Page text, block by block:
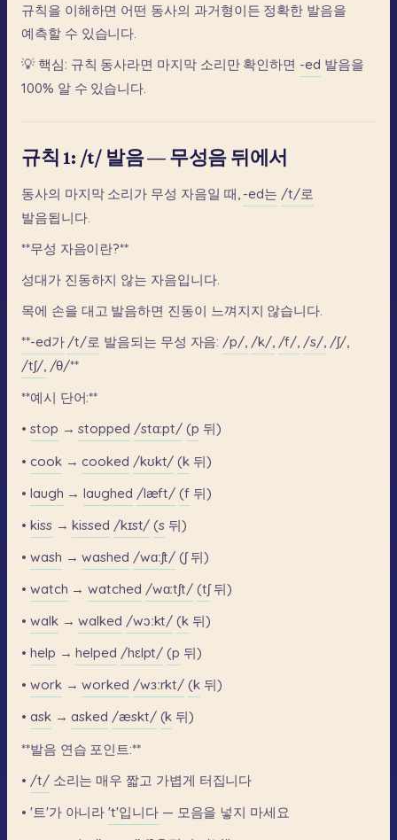
규칙을 이해하면 어떤 동사의 과거형이든 정확한 발음을
예측할 수 있습니다.
💡 핵심: 규칙 동사라면 마지막 소리만 확인하면 -ed 발음을
100% 알 수 있습니다.
규칙 1: /t/ 발음 — 무성음 뒤에서
동사의 마지막 소리가 무성 자음일 때, -ed는 /t/로
발음됩니다.
**무성 자음이란?**
성대가 진동하지 않는 자음입니다.
목에 손을 대고 발음하면 진동이 느껴지지 않습니다.
**-ed가 /t/로 발음되는 무성 자음: /p/, /k/, /f/, /s/, /ʃ/,
/tʃ/, /θ/**
**예시 단어:**
• stop → stopped /stɑːpt/ (p 뒤)
• cook → cooked /kʊkt/ (k 뒤)
• laugh → laughed /læft/ (f 뒤)
• kiss → kissed /kɪst/ (s 뒤)
• wash → washed /wɑːʃt/ (ʃ 뒤)
• watch → watched /wɑːtʃt/ (tʃ 뒤)
• walk → walked /wɔːkt/ (k 뒤)
• help → helped /hɛlpt/ (p 뒤)
• work → worked /wɜːrkt/ (k 뒤)
• ask → asked /æskt/ (k 뒤)
**발음 연습 포인트:**
• /t/ 소리는 매우 짧고 가볍게 터집니다
• '트'가 아니라 't'입니다 — 모음을 넣지 마세요